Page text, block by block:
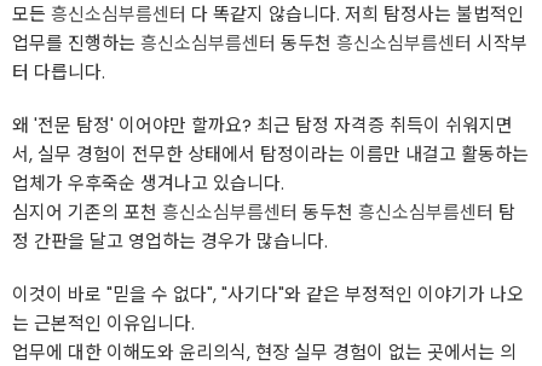
모든 흥신소심부름센터 다 똑같지 않습니다. 저희 탐정사는 불법적인
업무를 진행하는 흥신소심부름센터 동두천 흥신소심부름센터 시작부
터 다릅니다.
왜 '전문 탐정' 이어야만 할까요? 최근 탐정 자격증 취득이 쉬워지면
서, 실무 경험이 전무한 상태에서 탐정이라는 이름만 내걸고 활동하는
업체가 우후죽순 생겨나고 있습니다.
심지어 기존의 포천 흥신소심부름센터 동두천 흥신소심부름센터 탐
정 간판을 달고 영업하는 경우가 많습니다.
이것이 바로 "믿을 수 없다", "사기다"와 같은 부정적인 이야기가 나오
는 근본적인 이유입니다.
업무에 대한 이해도와 윤리의식, 현장 실무 경험이 없는 곳에서는 의